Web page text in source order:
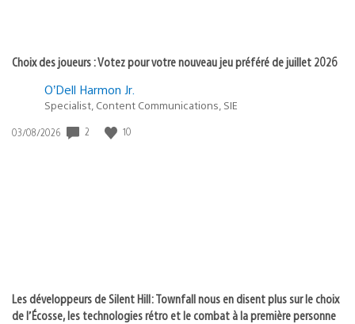
Choix des joueurs : Votez pour votre nouveau jeu préféré de juillet 2026
O’Dell Harmon Jr.
Specialist, Content Communications, SIE
Date
03/08/2026 2 10
Les développeurs de Silent Hill: Townfall nous en disent plus sur le choix
de l’Écosse, les technologies rétro et le combat à la première personne